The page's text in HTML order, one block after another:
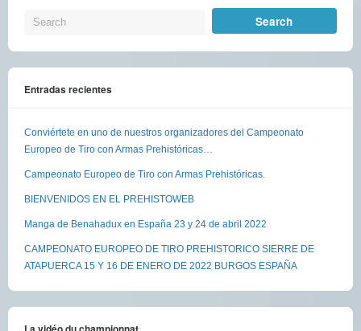
Entradas recientes
Conviértete en uno de nuestros organizadores del Campeonato
Europeo de Tiro con Armas Prehistóricas…
Campeonato Europeo de Tiro con Armas Prehistóricas.
BIENVENIDOS EN EL PREHISTOWEB
Manga de Benahadux en España 23 y 24 de abril 2022
CAMPEONATO EUROPEO DE TIRO PREHISTORICO SIERRE DE
ATAPUERCA 15 Y 16 DE ENERO DE 2022 BURGOS ESPAÑA